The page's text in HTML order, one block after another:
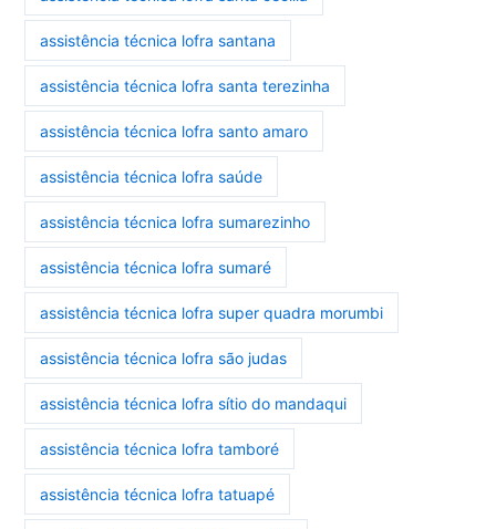
assistência técnica lofra santana
assistência técnica lofra santa terezinha
assistência técnica lofra santo amaro
assistência técnica lofra saúde
assistência técnica lofra sumarezinho
assistência técnica lofra sumaré
assistência técnica lofra super quadra morumbi
assistência técnica lofra são judas
assistência técnica lofra sítio do mandaqui
assistência técnica lofra tamboré
assistência técnica lofra tatuapé